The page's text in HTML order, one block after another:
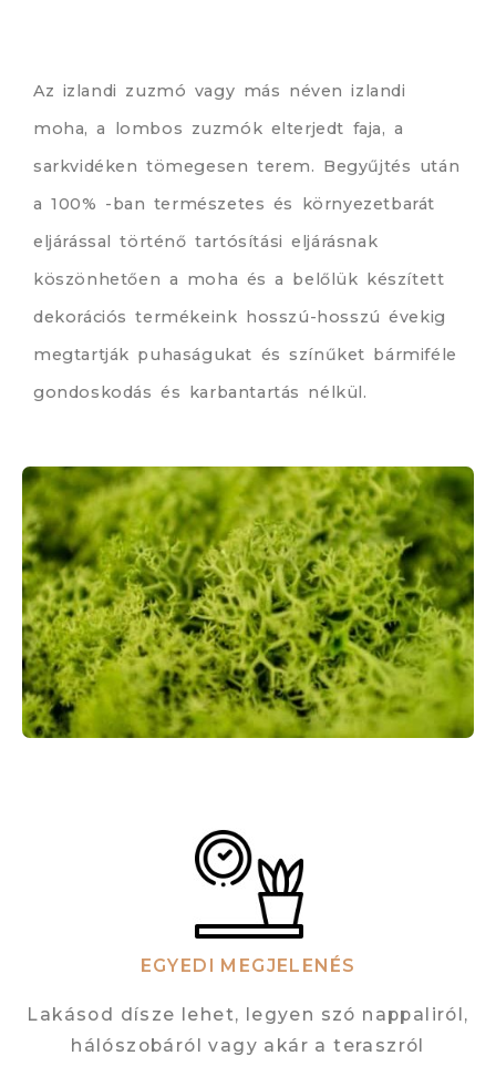
Az izlandi zuzmó vagy más néven izlandi
moha, a lombos zuzmók elterjedt faja, a
sarkvidéken tömegesen terem. Begyűjtés után
a 100% -ban természetes és környezetbarát
eljárással történő tartósítási eljárásnak
köszönhetően a moha és a belőlük készített
dekorációs termékeink hosszú-hosszú évekig
megtartják puhaságukat és színűket bármiféle
gondoskodás és karbantartás nélkül.
EGYEDI MEGJELENÉS
Lakásod dísze lehet, legyen szó nappaliról,
hálószobáról vagy akár a teraszról